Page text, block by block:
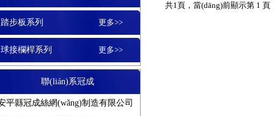
踏步板系列 更多>>
球接欄桿系列 更多>>
聯(lián)系冠成
平縣冠成絲網(wǎng)制造有限公司
共1頁，當(dāng)前顯示第 1 頁